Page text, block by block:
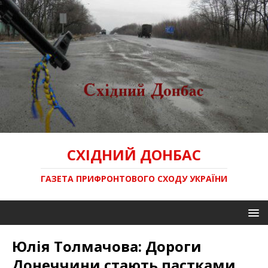
СХІДНИЙ ДОНБАС
ГАЗЕТА ПРИФРОНТОВОГО СХОДУ УКРАЇНИ
Юлія Толмачова: Дороги